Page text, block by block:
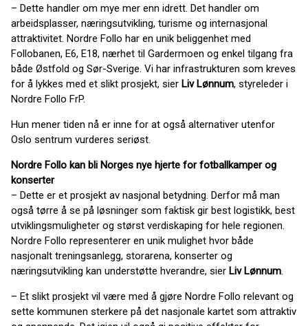
– Dette handler om mye mer enn idrett. Det handler om
arbeidsplasser, næringsutvikling, turisme og internasjonal
attraktivitet. Nordre Follo har en unik beliggenhet med
Follobanen, E6, E18, nærhet til Gardermoen og enkel tilgang fra
både Østfold og Sør-Sverige. Vi har infrastrukturen som kreves
for å lykkes med et slikt prosjekt, sier Liv Lønnum, styreleder i
Nordre Follo FrP.
Hun mener tiden nå er inne for at også alternativer utenfor
Oslo sentrum vurderes seriøst.
Nordre Follo kan bli Norges nye hjerte for fotballkamper og
konserter
– Dette er et prosjekt av nasjonal betydning. Derfor må man
også tørre å se på løsninger som faktisk gir best logistikk, best
utviklingsmuligheter og størst verdiskaping for hele regionen.
Nordre Follo representerer en unik mulighet hvor både
nasjonalt treningsanlegg, storarena, konserter og
næringsutvikling kan understøtte hverandre, sier Liv Lønnum.
– Et slikt prosjekt vil være med å gjøre Nordre Follo relevant og
sette kommunen sterkere på det nasjonale kartet som attraktiv